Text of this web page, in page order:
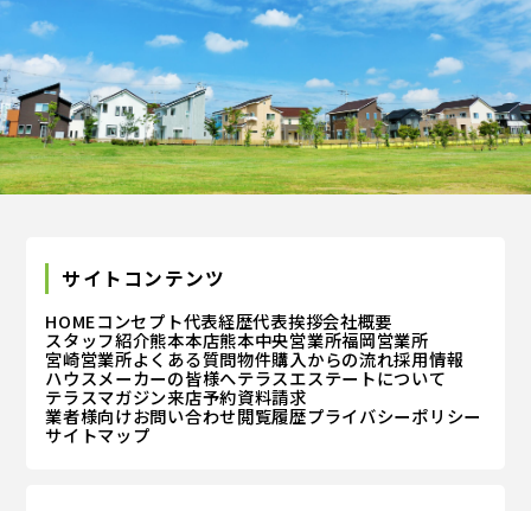
サイトコンテンツ
HOMEコンセプト代表経歴代表挨拶会社概要
スタッフ紹介熊本本店熊本中央営業所福岡営業所
宮崎営業所よくある質問物件購入からの流れ採用情報
ハウスメーカーの皆様へテラスエステートについて
テラスマガジン来店予約資料請求
業者様向けお問い合わせ閲覧履歴プライバシーポリシー
サイトマップ